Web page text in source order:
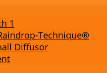
1
Technique®
Diffusor